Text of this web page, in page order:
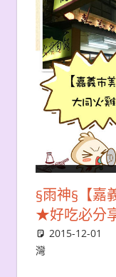
§雨神§【嘉
★好吃必分
2015-12-01
灣